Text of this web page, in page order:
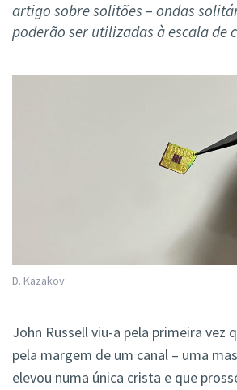
artigo sobre solitões – ondas
poderão ser utilizadas à escala de
D. Kazakov
John Russell viu-a pela primeira vez
pela margem de um canal – uma
elevou numa única crista e que